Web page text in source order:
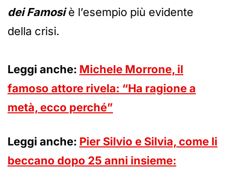
dei Famosiè l’esempio più evidente
della crisi.
Leggi anche: Michele Morrone, il
famoso attore rivela: “Ha ragione a
metà, ecco perché”
Leggi anche: Pier Silvio e Silvia, come li
beccano dopo 25 anni insieme: